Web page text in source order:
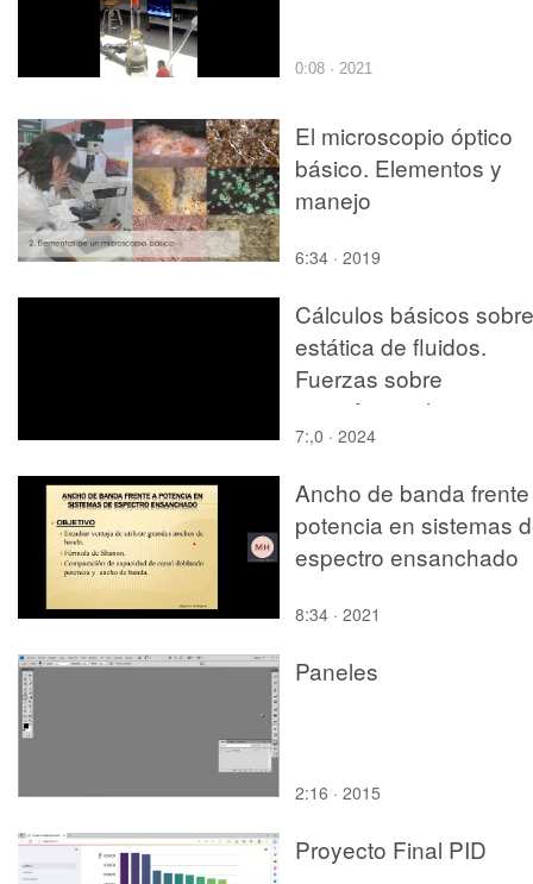
0:08 · 2021
El microscopio óptico
básico. Elementos y
manejo
6:34 · 2019
Cálculos básicos sobre
estática de fluidos.
Fuerzas sobre
superficies planas
7:,0 · 2024
Ancho de banda
potencia en sistemas
espectro ensanchado
8:34 · 2021
Paneles
2:16 · 2015
Proyecto Final PID